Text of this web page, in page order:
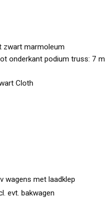
zwart marmoleum
onderkant podium truss: 7 m
Cloth
wagens met laadklep
evt. bakwagen